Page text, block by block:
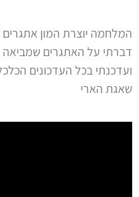
המלחמה יוצרת המון אתגרים
דברתי על האתגרים
ועדכנתי בכל העדכונים
שאגת הארי